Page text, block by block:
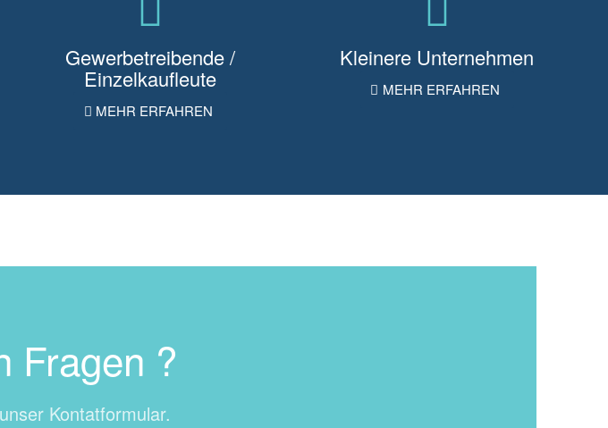
Gewerbetreibende /
Einzelkaufleute
MEHR ERFAHREN
Kleinere Unternehmen
MEHR ERFAHREN
Fragen ?
Kontatformular.